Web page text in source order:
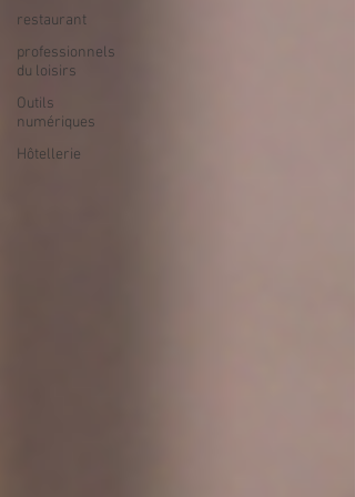
restaurant
professionnels
du loisirs
Outils
numériques
Hôtellerie